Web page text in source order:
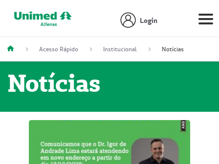
Login
Acesso Rápido Institucional Notícias
Notícias